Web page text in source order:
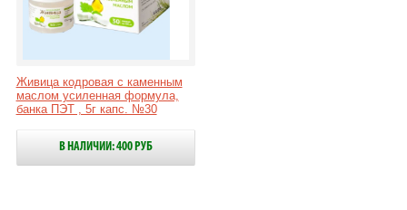
Живица кодровая с каменным
маслом усиленная формула,
банка ПЭТ , 5г капс. №30
В НАЛИЧИИ: 400 РУБ